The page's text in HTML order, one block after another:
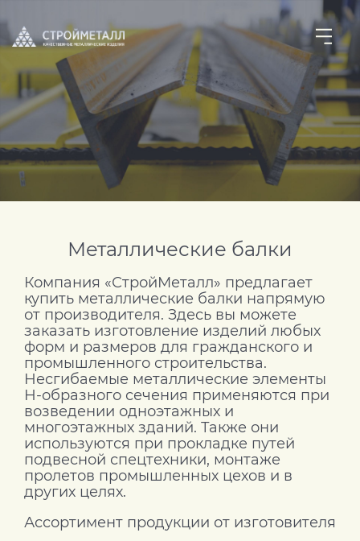
Металлические балки
Компания «СтройМеталл» предлагает
купить металлические балки напрямую
от производителя. Здесь вы можете
заказать изготовление изделий любых
форм и размеров для гражданского и
промышленного строительства.
Несгибаемые металлические элементы
Н-образного сечения применяются при
возведении одноэтажных и
многоэтажных зданий. Также они
используются при прокладке путей
подвесной спецтехники, монтаже
пролетов промышленных цехов и в
других целях.
Ассортимент продукции от изготовителя